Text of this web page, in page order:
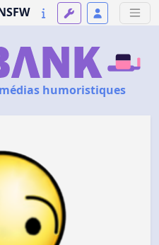
humoristiques